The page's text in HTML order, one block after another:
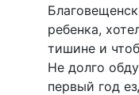
ребенка,
тишине и
Не долго
первый год